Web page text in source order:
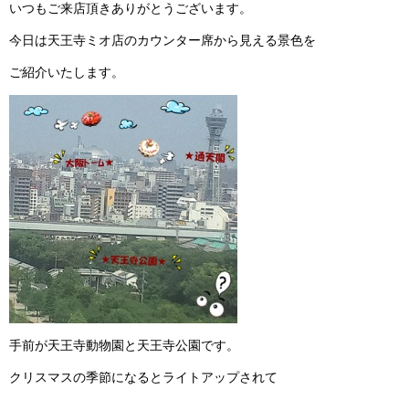
いつもご来店頂きありがとうございます。
今日は天王寺ミオ店のカウンター席から見える景色を
ご紹介いたします。
手前が天王寺動物園と天王寺公園です。
クリスマスの季節になるとライトアップされて